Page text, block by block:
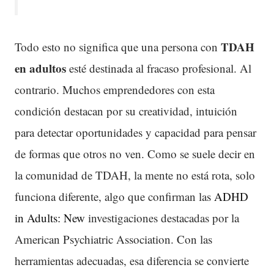
Todo esto no significa que una persona con TDAH
en adultos esté destinada al fracaso profesional. Al
contrario. Muchos emprendedores con esta
condición destacan por su creatividad, intuición
para detectar oportunidades y capacidad para pensar
de formas que otros no ven. Como se suele decir en
la comunidad de TDAH, la mente no está rota, solo
funciona diferente, algo que confirman las ADHD
in Adults: New investigaciones destacadas por la
American Psychiatric Association. Con las
herramientas adecuadas, esa diferencia se convierte